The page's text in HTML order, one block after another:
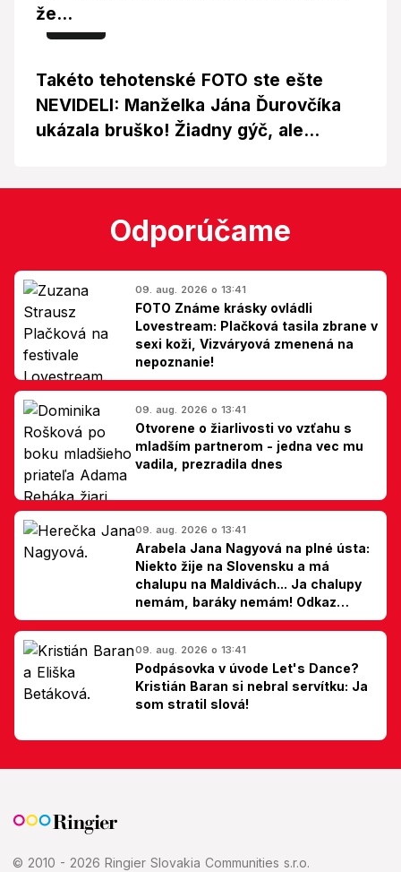
že...
Foto
Takéto tehotenské FOTO ste ešte
NEVIDELI: Manželka Jána Ďurovčíka
ukázala bruško! Žiadny gýč, ale...
Odporúčame
09. aug. 2026 o 13:41
FOTO Známe krásky ovládli
Lovestream: Plačková tasila zbrane v
sexi koži, Vizváryová zmenená na
nepoznanie!
09. aug. 2026 o 13:41
Otvorene o žiarlivosti vo vzťahu s
mladším partnerom - jedna vec mu
vadila, prezradila dnes
09. aug. 2026 o 13:41
Arabela Jana Nagyová na plné ústa:
Niekto žije na Slovensku a má
chalupu na Maldivách... Ja chalupy
nemám, baráky nemám! Odkaz
Slovákom
09. aug. 2026 o 13:41
Podpásovka v úvode Let's Dance?
Kristián Baran si nebral servítku: Ja
som stratil slová!
© 2010 - 2026 Ringier Slovakia Communities s.r.o.